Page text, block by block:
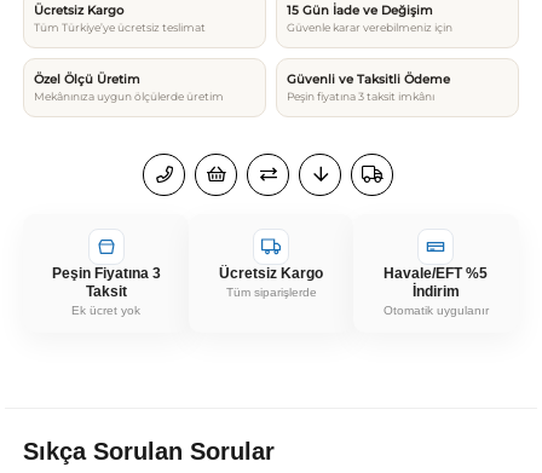
Ücretsiz Kargo
Tüm Türkiye’ye ücretsiz teslimat
15 Gün İade ve Değişim
Güvenle karar verebilmeniz için
Özel Ölçü Üretim
Mekânınıza uygun ölçülerde üretim
Güvenli ve Taksitli Ödeme
Peşin fiyatına 3 taksit imkânı
Peşin Fiyatına 3
Taksit
Ek ücret yok
Ücretsiz Kargo
Tüm siparişlerde
Havale/EFT %5
İndirim
Otomatik uygulanır
Sıkça Sorulan Sorular